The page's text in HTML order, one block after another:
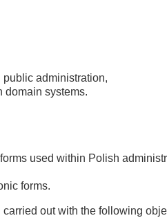
administration,
domain systems.
used within Polish
forms.
out with the following